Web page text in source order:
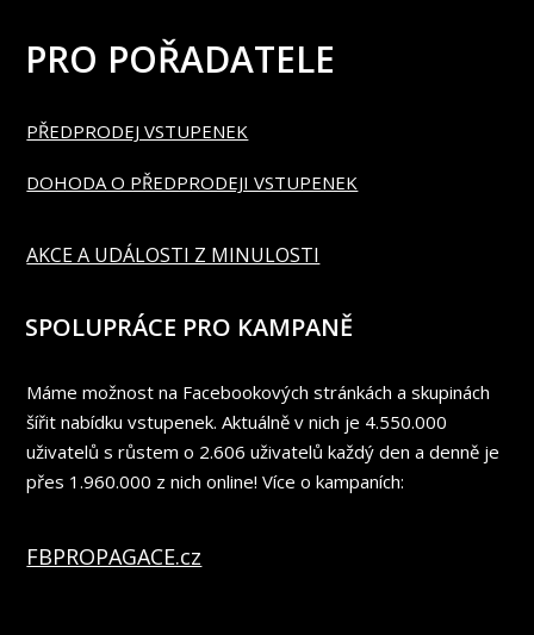
PRO POŘADATELE
PŘEDPRODEJ VSTUPENEK
DOHODA O PŘEDPRODEJI VSTUPENEK
AKCE A UDÁLOSTI Z MINULOSTI
SPOLUPRÁCE PRO KAMPANĚ
Máme možnost na Facebookových stránkách a skupinách
šířit nabídku vstupenek. Aktuálně v nich je 4.550.000
uživatelů s růstem o 2.606 uživatelů každý den a denně je
přes 1.960.000 z nich online! Více o kampaních:
FBPROPAGACE.cz